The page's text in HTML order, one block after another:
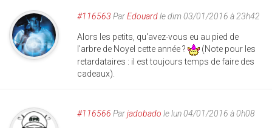
#116563 ParEdouardle dim 03/01/2016 à 23h42
Alors les petits, qu'avez-vous eu au pied de
l'arbre de Noyel cette année ?
(Note pour les
retardataires : il est toujours temps de faire des
cadeaux).
#116566 Parjadobado le lun 04/01/2016 à 0h08